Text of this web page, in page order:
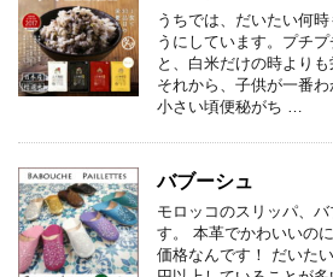
うちでは、だいたい何
うにしています。プチ
と、白米だけの時よりも
それから、子供が一番わ
小さい頃便秘がち …
バブーシュ
モロッコのスリッパ、
す。 本革でかわいいの
価格なんです！ だいた